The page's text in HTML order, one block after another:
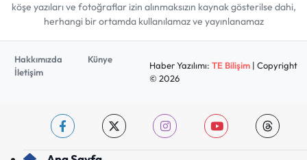
köşe yazıları ve fotoğraflar izin alınmaksızın kaynak gösterilse dahi,
herhangi bir ortamda kullanılamaz ve yayınlanamaz
Hakkımızda
Künye
İletişim
Haber Yazılımı: TE Bilişim| Copyright
© 2026